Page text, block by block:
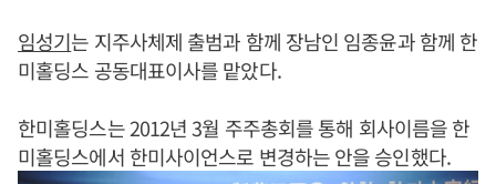
임성기는 지주사체제 출범과 함께 장남인 임종윤과 함께 한
미홀딩스 공동대표이사를 맡았다.
한미홀딩스는 2012년 3월 주주총회를 통해 회사이름을 한
미홀딩스에서 한미사이언스로 변경하는 안을 승인했다.